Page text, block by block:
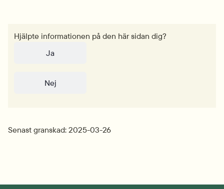
Hjälpte informationen på den här sidan dig?
Ja
Nej
Senast granskad: 2025-03-26